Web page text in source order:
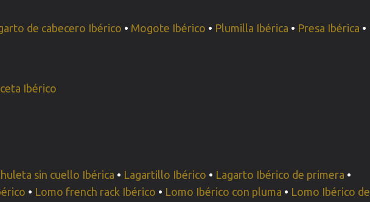
de cabecero Ibérico • Mogote Ibérico • Plumilla Ibérica • Presa Ibérica •
Ibérico
sin cuello Ibérica • Lagartillo Ibérico • Lagarto Ibérico de primera •
• Lomo french rack Ibérico • Lomo Ibérico con pluma • Lomo Ibérico de